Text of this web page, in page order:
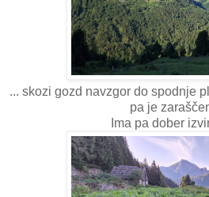
... skozi gozd navzgor do spodnje
pa je
Ima pa dober